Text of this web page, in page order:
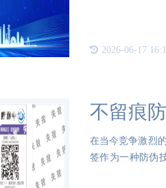
2026-06-17
不留痕
在当今竞争激烈
签作为一种防伪